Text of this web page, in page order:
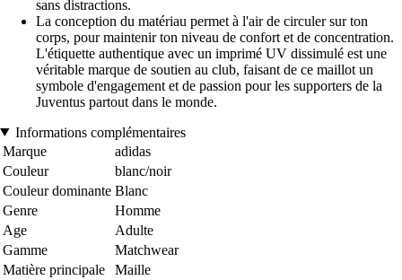
sans distractions.
La conception du matériau permet à l'air de circuler sur ton
corps, pour maintenir ton niveau de confort et de concentration.
L'étiquette authentique avec un imprimé UV dissimulé est une
véritable marque de soutien au club, faisant de ce maillot un
symbole d'engagement et de passion pour les supporters de la
Juventus partout dans le monde.
Informations complémentaires
Marque
adidas
Couleur
blanc/noir
Couleur dominante Blanc
Genre
Homme
Age
Adulte
Gamme
Matchwear
Matière principale
Maille